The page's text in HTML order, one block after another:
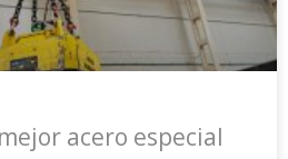
acero especial